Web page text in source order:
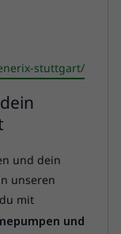
stuttgart/
und dein
unseren
mit
und